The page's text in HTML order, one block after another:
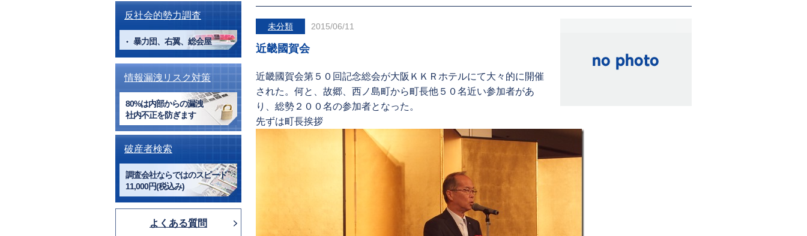
未分類 2015/06/11
近畿國賀会
近畿國賀会第５０回記念総会が大阪ＫＫＲホテルにて大々的に開催
された。何と、故郷、西ノ島町から町長他５０名近い参加者があ
り、総勢２００名の参加者となった。
先ずは町長挨拶
反社会的勢力調査
暴力団、右翼、総会屋
情報漏洩リスク対策
80%は内部からの漏洩
社内不正を防ぎます
破産者検索
調査会社ならではのスピード
11,000円(税込み)
よくある質問